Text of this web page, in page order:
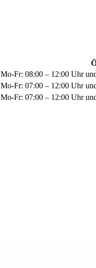
Mo-Fr: 08:00 – 12:00 Uhr
Mo-Fr: 07:00 – 12:00 Uhr
Mo-Fr: 07:00 – 12:00 Uhr